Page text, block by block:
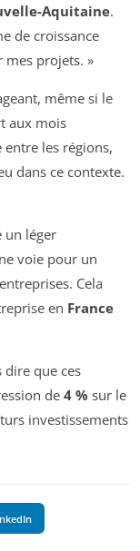
Aquitaine.
de croissance
mes projets. »
même si le
aux mois
les régions,
dans ce contexte.
un léger
voie pour un
Cela
en France
dire que ces
de 4 % sur le
investissements